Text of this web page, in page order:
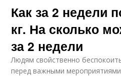
Как за 2 недели
кг. На сколько
за 2 недели
Людям свойственно
перед важными